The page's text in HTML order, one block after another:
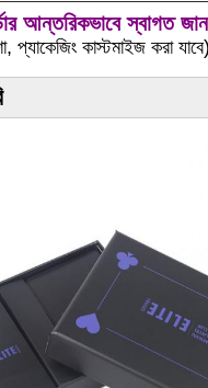
আন্তরিকভাবে স্বাগত
প্যাকেজিং কাস্টমাইজ করা যাবে)